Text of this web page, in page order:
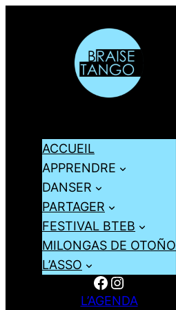
ACCUEIL
APPRENDRE
DANSER
PARTAGER
FESTIVAL BTEB
MILONGAS DE OTOÑO
L’ASSO
Facebook Instagram
L’AGENDA